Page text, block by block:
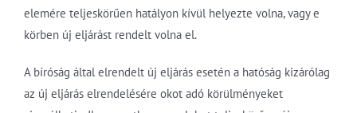
elemére teljeskörűen hatályon kívül helyezte volna, vagy e
körben új eljárást rendelt volna el.
A bíróság által elrendelt új eljárás esetén a hatóság kizárólag
az új eljárás elrendelésére okot adó körülményeket